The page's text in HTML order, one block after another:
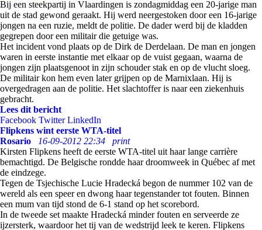
Bij een steekpartij in Vlaardingen is zondagmiddag een 20-jarige man
uit de stad gewond geraakt. Hij werd neergestoken door een 16-jarige
jongen na een ruzie, meldt de politie. De dader werd bij de kladden
gegrepen door een militair die getuige was.
Het incident vond plaats op de Dirk de Derdelaan. De man en jongen
waren in eerste instantie met elkaar op de vuist gegaan, waarna de
jongen zijn plaatsgenoot in zijn schouder stak en op de vlucht sloeg.
De militair kon hem even later grijpen op de Marnixlaan. Hij is
overgedragen aan de politie. Het slachtoffer is naar een ziekenhuis
gebracht.
Lees dit bericht
Facebook Twitter LinkedIn
Flipkens wint eerste WTA-titel
Rosario
16-09-2012 22:34
print
Kirsten Flipkens heeft de eerste WTA-titel uit haar lange carrière
bemachtigd. De Belgische rondde haar droomweek in Québec af met
de eindzege.
Tegen de Tsjechische Lucie Hradecká begon de nummer 102 van de
wereld als een speer en dwong haar tegenstander tot fouten. Binnen
een mum van tijd stond de 6-1 stand op het scorebord.
In de tweede set maakte Hradecká minder fouten en serveerde ze
ijzersterk, waardoor het tij van de wedstrijd leek te keren. Flipkens